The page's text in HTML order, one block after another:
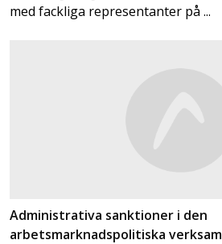
med fackliga representanter på ...
Administrativa sanktioner i den
arbetsmarknadspolitiska